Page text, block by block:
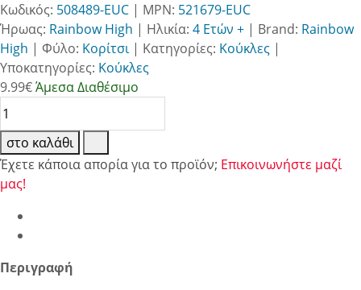
Κωδικός: 508489-EUC | MPN: 521679-EUC
Ήρωας: Rainbow High | Ηλικία: 4 Ετών + | Brand: Rainbow
High | Φύλο: Κορίτσι| Κατηγορίες: Κούκλες |
Υποκατηγορίες: Κούκλες
9.99€Άμεσα Διαθέσιμο
στο καλάθι
Έχετε κάποια απορία για το προϊόν; Επικοινωνήστε μαζί
μας!
Περιγραφή